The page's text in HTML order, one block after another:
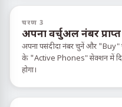
चरण 3
अपना वर्चुअल नंबर
अपना पसंदीदा नंबर चुनें और "Buy"
के "Active Phones" सेक्शन में
होगा।